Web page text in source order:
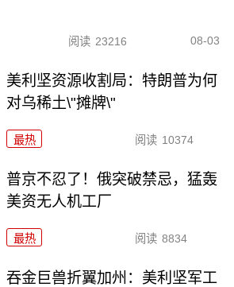
阅读 23216 08-03
美利坚资源收割局：特朗普为何
对乌稀土\"摊牌\"
最热 阅读 10374
普京不忍了！俄突破禁忌，猛轰
美资无人机工厂
最热 阅读 8834
吞金巨兽折翼加州：美利坚军工